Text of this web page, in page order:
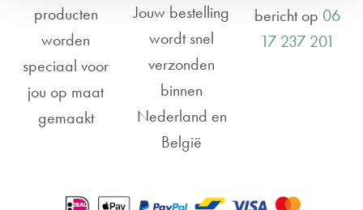
producten
worden
speciaal voor
jou op maat
gemaakt
Jouw bestelling
wordt snel
verzonden
binnen
Nederland en
België
bericht op 06
17 237 201